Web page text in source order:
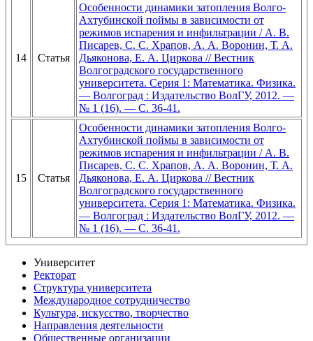
14 Статья
Особенности динамики затопления Волго-
Ахтубинской поймы в зависимости от
режимов испарения и инфильтрации / А. В.
Писарев, С. С. Храпов, А. А. Воронин, Т. А.
Дьяконова, Е. А. Циркова // Вестник
Волгоградского государственного
университета. Серия 1: Математика. Физика.
— Волгоград : Издательство ВолГУ, 2012. —
№ 1 (16). — С. 36-41.
15 Статья
Особенности динамики затопления Волго-
Ахтубинской поймы в зависимости от
режимов испарения и инфильтрации / А. В.
Писарев, С. С. Храпов, А. А. Воронин, Т. А.
Дьяконова, Е. А. Циркова // Вестник
Волгоградского государственного
университета. Серия 1: Математика. Физика.
— Волгоград : Издательство ВолГУ, 2012. —
№ 1 (16). — С. 36-41.
Университет
Ректорат
Структура университета
Международное сотрудничество
Культура, искусство, творчество
Направления деятельности
Общественные организации